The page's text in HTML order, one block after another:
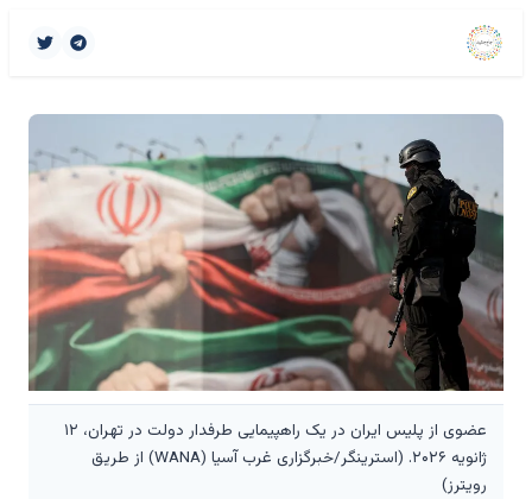
عضوی از پلیس ایران در یک راهپیمایی طرفدار دولت در تهران، ۱۲
ژانویه ۲۰۲۶. (استرینگر/خبرگزاری غرب آسیا (WANA) از طریق
رویترز)